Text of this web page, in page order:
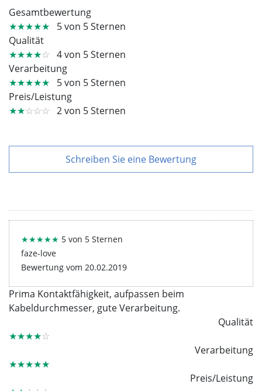
Gesamtbewertung
★★★★★ 5 von 5 Sternen
Qualität
★★★★☆ 4 von 5 Sternen
Verarbeitung
★★★★★ 5 von 5 Sternen
Preis/Leistung
★★☆☆☆ 2 von 5 Sternen
Schreiben Sie eine Bewertung
★★★★★ 5 von 5 Sternen
faze-love
Bewertung vom 20.02.2019
Prima Kontaktfähigkeit, aufpassen beim
Kabeldurchmesser, gute Verarbeitung.
Qualität
★★★★☆
Verarbeitung
★★★★★
Preis/Leistung